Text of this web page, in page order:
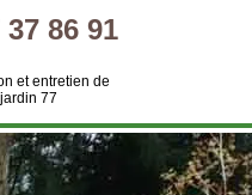
37 86 91
et entretien de
jardin 77